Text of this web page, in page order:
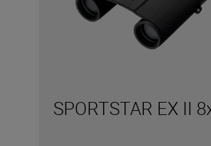
SPORTSTAR EX II